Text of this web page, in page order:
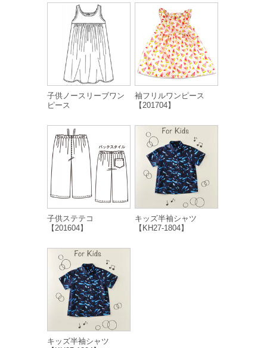
子供ノースリーブワン
ピース
袖フリルワンピース
【201704】
子供ステテコ
【201604】
キッズ半袖シャツ
【KH27-1804】
キッズ半袖シャツ